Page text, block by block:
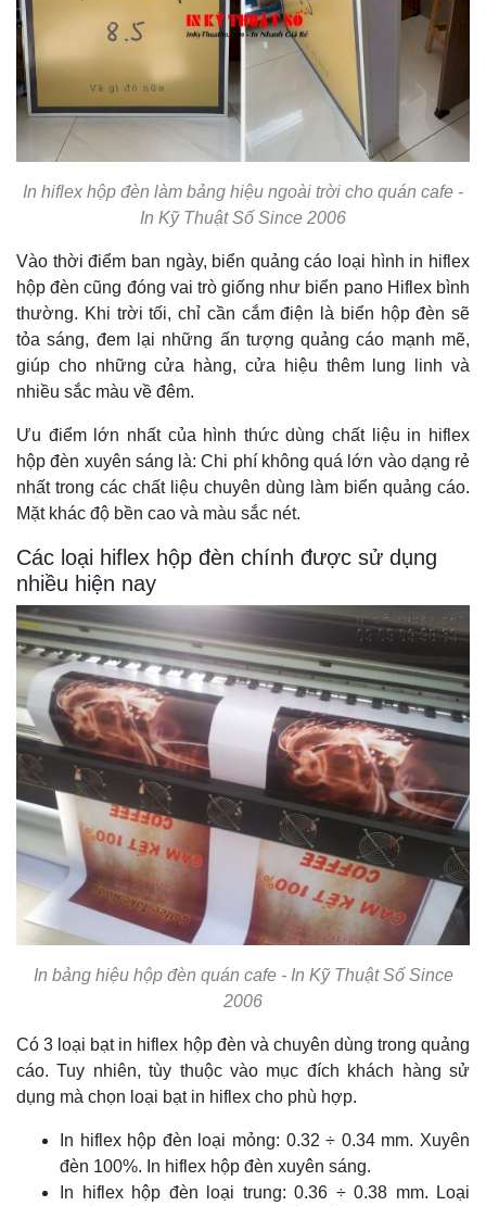
In hiflex hộp đèn làm bảng hiệu ngoài trời cho quán cafe -
In Kỹ Thuật Số Since 2006
Vào thời điểm ban ngày, biển quảng cáo loại hình in hiflex
hộp đèn cũng đóng vai trò giống như biển pano Hiflex bình
thường. Khi trời tối, chỉ cần cắm điện là biển hộp đèn sẽ
tỏa sáng, đem lại những ấn tượng quảng cáo mạnh mẽ,
giúp cho những cửa hàng, cửa hiệu thêm lung linh và
nhiều sắc màu về đêm.
Ưu điểm lớn nhất của hình thức dùng chất liệu in hiflex
hộp đèn xuyên sáng là: Chi phí không quá lớn vào dạng rẻ
nhất trong các chất liệu chuyên dùng làm biển quảng cáo.
Mặt khác độ bền cao và màu sắc nét.
Các loại hiflex hộp đèn chính được sử dụng
nhiều hiện nay
In bảng hiệu hộp đèn quán cafe - In Kỹ Thuật Số Since
2006
Có 3 loại bạt in hiflex hộp đèn và chuyên dùng trong quảng
cáo. Tuy nhiên, tùy thuộc vào mục đích khách hàng sử
dụng mà chọn loại bạt in hiflex cho phù hợp.
In hiflex hộp đèn loại mỏng: 0.32 ÷ 0.34 mm. Xuyên
đèn 100%. In hiflex hộp đèn xuyên sáng.
In hiflex hộp đèn loại trung: 0.36 ÷ 0.38 mm. Loại